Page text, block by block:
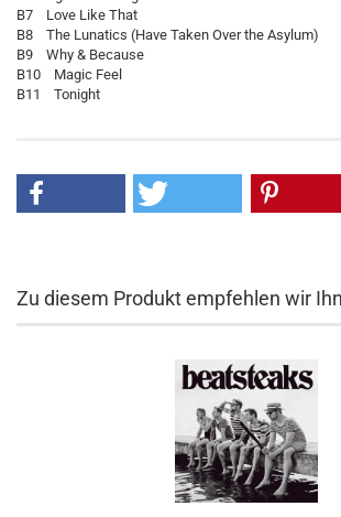
B7 Love Like That
B8 The Lunatics (Have Taken Over the Asylum)
B9 Why & Because
B10 Magic Feel
B11 Tonight
Zu diesem Produkt empfehlen wir